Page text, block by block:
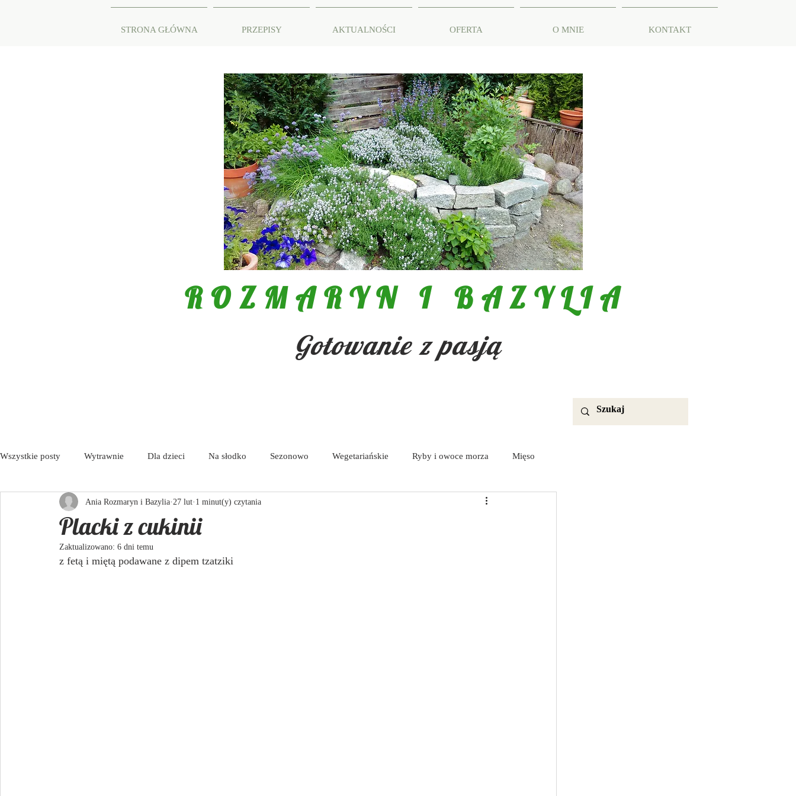
STRONA GŁÓWNA PRZEPISY AKTUALNOŚCI OFERTA O MNIE KONTAKT
ROZMARYN I BAZYLIA
Gotowanie z pasją
Wszystkie posty Wytrawnie Dla dzieci Na słodko Sezonowo Wegetariańskie Ryby i owoce morza Mięso
Tapas / Antipasti Zupy Aktualności
Placki z cukinii
Ania Rozmaryn i Bazylia 27 lut 1 minut(y) czytania
Zaktualizowano: 6 dni temu
z fetą i miętą podawane z dipem tzatziki